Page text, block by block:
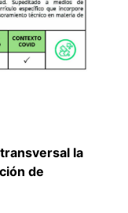
la
de